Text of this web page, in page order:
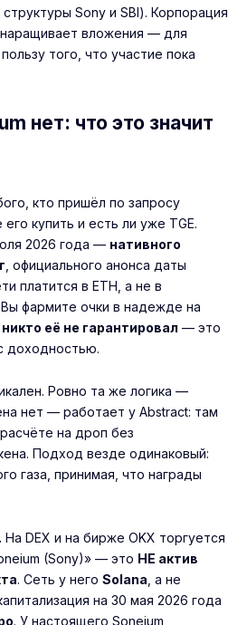
Sony и SBI). Корпорация
вложения — для
того, что участие пока
нет: что это значит
кто пришёл по запросу
его купить и есть ли уже TGE.
2026 года — нативного
, официального анонса даты
платится в ETH, а не в
фармите очки в надежде на
никто её не гарантировал — это
доходностью.
Ровно та же логика —
нет — работает у Abstract: там
на дроп без
Подход везде одинаковый:
газа, принимая, что награды
На DEX и на бирже OKX торгуется
(Sony)» — это НЕ актив
. Сеть у него Solana , а не
на 30 мая 2026 года
. У настоящего Soneium